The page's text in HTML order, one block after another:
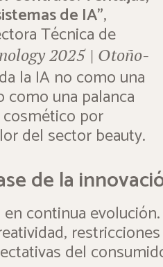
de IA”,
Técnica de
2025 | Otoño-
la IA no como una
una palanca
por
del sector beauty.
de la
continua
del